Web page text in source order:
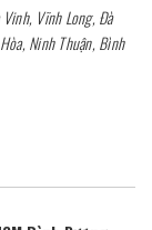
Vinh, Vĩnh Long, Đà
Ninh Thuận, Bình